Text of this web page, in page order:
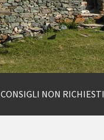
CONSIGLI NON RICHIESTI